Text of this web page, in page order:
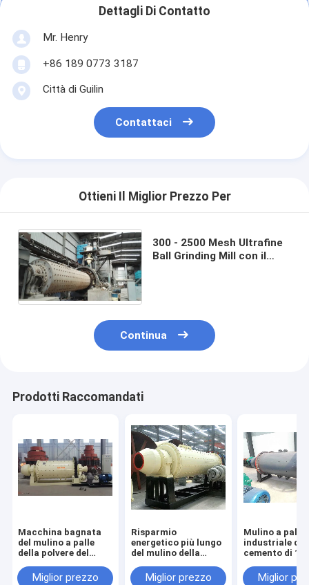
Dettagli Di Contatto
Mr. Henry
+86 189 0773 3187
Città di Guilin
Contattaci
Ottieni Il Miglior Prezzo Per
300 - 2500 Mesh Ultrafine
Ball Grinding Mill con il
Continua
Prodotti Raccomandati
Macchina bagnata
del mulino a palle
della polvere del
dell'oro micro con
Miglior prezzo
Risparmio
energetico più lungo
del mulino della
palla di vita
Miglior prezzo
Mulino a palle
industriale del
cemento di 15
sistema di
Miglior